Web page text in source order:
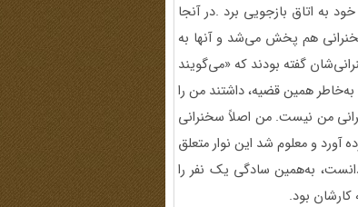
به اتاق بازجویی برد .در آنجا
هم پخش می‌شد و آنها به
گفته بودند که «می‌گویند
همین قضیه، داشتند من را
من نیست. من اصلاً سخنرانی
آورد و معلوم شد این نوار متعلق
به‌همین سادگی یک نفر را
بود.